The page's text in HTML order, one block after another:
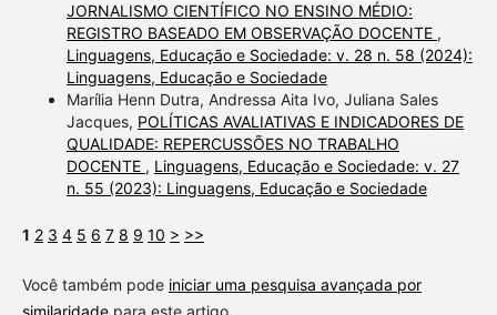
JORNALISMO CIENTÍFICO NO ENSINO MÉDIO:
REGISTRO BASEADO EM OBSERVAÇÃO DOCENTE ,
Linguagens, Educação e Sociedade: v. 28 n. 58 (2024):
Linguagens, Educação e Sociedade
Marília Henn Dutra, Andressa Aita Ivo, Juliana Sales
Jacques, POLÍTICAS AVALIATIVAS E INDICADORES DE
QUALIDADE: REPERCUSSÕES NO TRABALHO
DOCENTE , Linguagens, Educação e Sociedade: v. 27
n. 55 (2023): Linguagens, Educação e Sociedade
1 2 3 4 5 6 7 8 9 10 > >>
Você também pode iniciar uma pesquisa avançada por
similaridadepara este artigo.